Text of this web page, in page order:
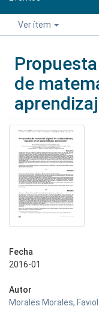
Ver ítem
de
Fecha
2016-01
Autor
Morales Morales,